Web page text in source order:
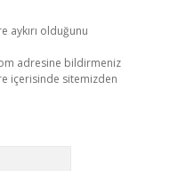
aykırı olduğunu
adresine bildirmeniz
içerisinde sitemizden